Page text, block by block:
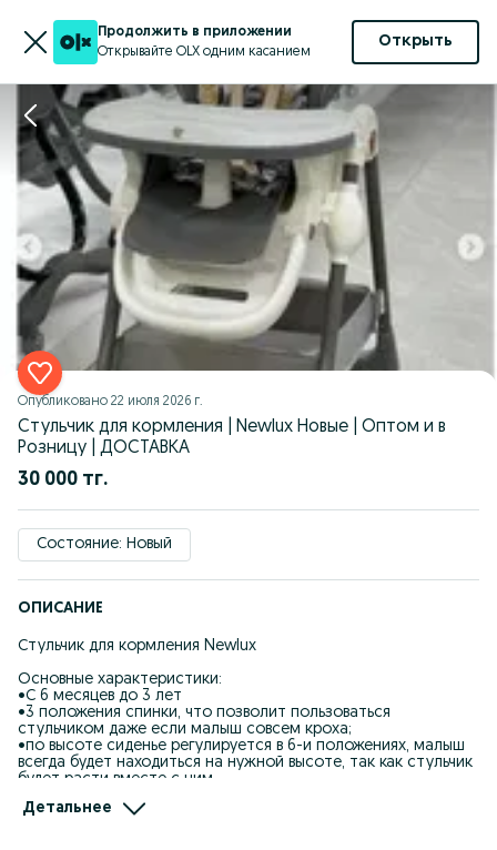
Продолжить в приложении
Открывайте OLX одним касанием
Открыть
Опубликовано 22 июля 2026 г.
Стульчик для кормления | Newlux Новые | Оптом и в
Розницу | ДОСТАВКА
30 000 тг.
Состояние: Новый
ОПИСАНИЕ
Стульчик для кормления Newlux
Основные характеристики:
•С 6 месяцев до 3 лет
•3 положения спинки, что позволит пользоваться
стульчиком даже если малыш совсем кроха;
•по высоте сиденье регулируется в 6-и положениях, малыш
всегда будет находиться на нужной высоте, так как стульчик
будет расти вместе с ним
сполоснуть. Столешница регулируется в 3-х положениях, а
Детальнее